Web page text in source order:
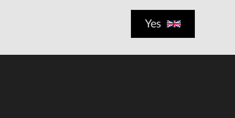
Yes